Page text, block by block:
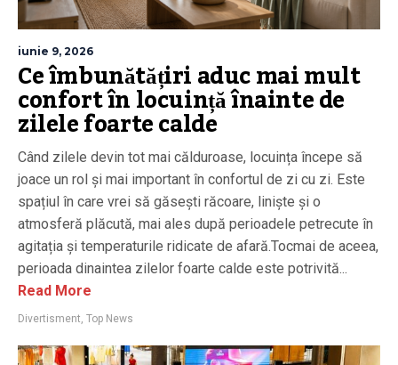
iunie 9, 2026
Ce îmbunătățiri aduc mai mult
confort în locuință înainte de
zilele foarte calde
Când zilele devin tot mai călduroase, locuința începe să
joace un rol și mai important în confortul de zi cu zi. Este
spațiul în care vrei să găsești răcoare, liniște și o
atmosferă plăcută, mai ales după perioadele petrecute în
agitația și temperaturile ridicate de afară.Tocmai de aceea,
perioada dinaintea zilelor foarte calde este potrivită...
Read More
Divertisment, Top News